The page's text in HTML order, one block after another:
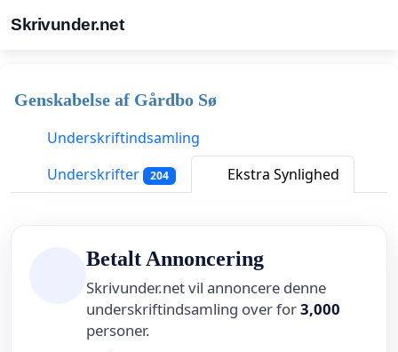
Skrivunder.net
Genskabelse af Gårdbo Sø
Underskriftindsamling
Underskrifter
204 Ekstra Synlighed
Betalt Annoncering
Skrivunder.net vil annoncere denne
underskriftindsamling over for3,000
personer.